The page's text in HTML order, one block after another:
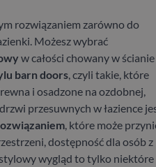
rozwiązaniem zarówno do
Możesz wybrać
w całości chowany w
barn doors , czyli takie, które
i osadzone na ozdobnej,
przesuwnych w łazience
, które może
dostępność dla osób z
wygląd to tylko niektóre